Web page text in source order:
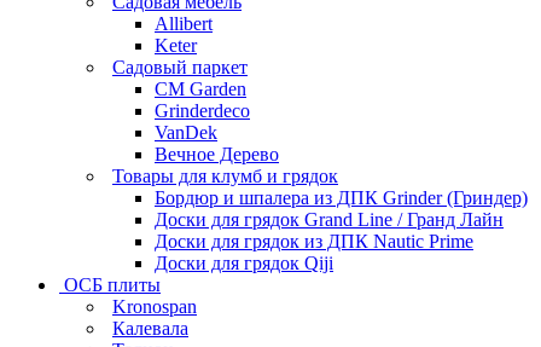
Allibert
Keter
Садовый паркет
CM Garden
Grinderdeco
VanDek
Вечное Дерево
Товары для клумб и грядок
Бордюр и шпалера из ДПК Grinder (Гриндер)
Доски для грядок Grand Line / Гранд Лайн
Доски для грядок из ДПК Nautic Prime
Доски для грядок Qiji
ОСБ плиты
Kronospan
Калевала